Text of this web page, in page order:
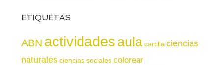
ETIQUETAS
ABN actividadesaula cartilla ciencias
naturales ciencias sociales colorear